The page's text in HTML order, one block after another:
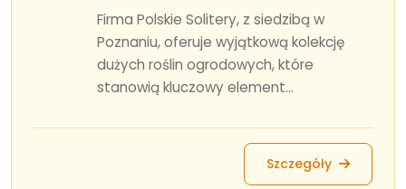
Firma Polskie Solitery, z siedzibą w
Poznaniu, oferuje wyjątkową kolekcję
dużych roślin ogrodowych, które
stanowią kluczowy element...
Szczegóły